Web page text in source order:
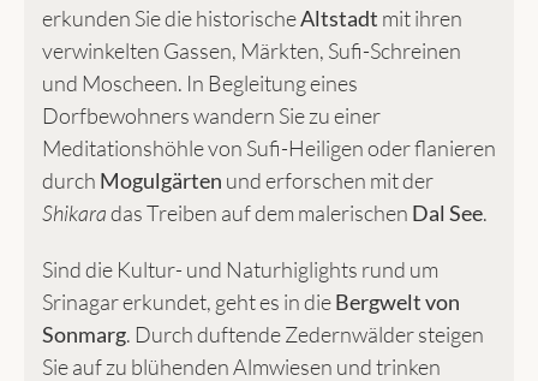
erkunden Sie die historischeAltstadt mit ihren
verwinkelten Gassen, Märkten, Sufi-Schreinen
und Moscheen. In Begleitung eines
Dorfbewohners wandern Sie zu einer
Meditationshöhle von Sufi-Heiligen oder flanieren
durch Mogulgärten und erforschen mit der
Shikaradas Treiben auf dem malerischen Dal See.
Sind die Kultur- und Naturhiglights rund um
Srinagar erkundet, geht es in dieBergwelt von
Sonmarg. Durch duftende Zedernwälder steigen
Sie auf zu blühenden Almwiesen und trinken